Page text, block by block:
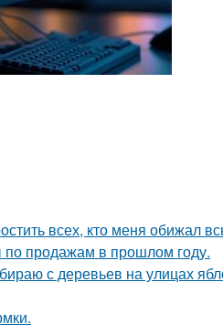
всех, кто меня обижал
продажам в прошлом году.
с деревьев на улицах